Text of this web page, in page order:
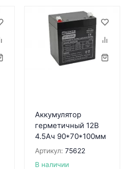
Аккумулятор
герметичный 12В
4.5Ач 90*70*100мм
Артикул: 75622
В наличии